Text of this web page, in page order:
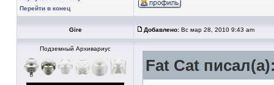
Перейти в конец
Gire Добавлено: Вс мар 28, 2010 9:43 am
Подземный Архивариус
Fat Cat